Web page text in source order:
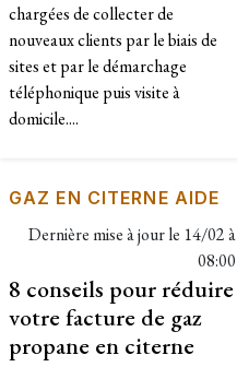
chargées de collecter de
nouveaux clients par le biais de
sites et par le démarchage
téléphonique puis visite à
domicile....
GAZ EN CITERNE AIDE
Dernière mise à jour le 14/02 à
08:00
8 conseils pour réduire
votre facture de gaz
propane en citerne